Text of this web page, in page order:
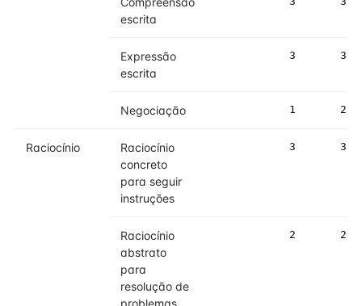
escrita
Expressão
escrita
3 3
Negociação 1 2
Raciocínio
Raciocínio
concreto
para seguir
instruções
3 3
Raciocínio
abstrato
para
resolução de
problemas
2 2